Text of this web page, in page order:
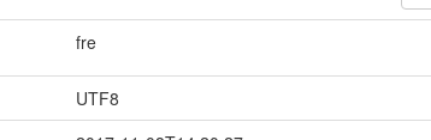
fre
UTF8